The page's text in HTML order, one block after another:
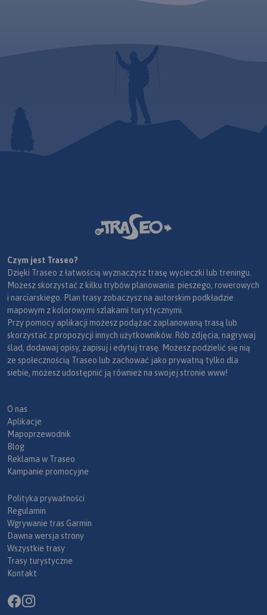
Czym jest Traseo?
Dzięki Traseo z łatwością wyznaczysz trasę wycieczki lub treningu.
Możesz skorzystać z kilku trybów planowania: pieszego, rowerowych
i narciarskiego. Plan trasy zobaczysz na autorskim podkładzie
mapowym z kolorowymi szlakami turystycznymi.
Przy pomocy aplikacji możesz podążać zaplanowaną trasą lub
skorzystać z propozycji innych użytkowników. Rób zdjęcia, nagrywaj
ślad, dodawaj opisy, zapisuj i edytuj trasę. Możesz podzielić się nią
ze społecznością Traseo lub zachować jako prywatną tylko dla
siebie, możesz udostępnić ją również na swojej stronie www!
O nas
Aplikacje
Mapoprzewodnik
Blog
Reklama w Traseo
Kampanie promocyjne
Polityka prywatności
Regulamin
Wgrywanie tras Garmin
Dawna wersja strony
Wszystkie trasy
Trasy turystyczne
Kontakt